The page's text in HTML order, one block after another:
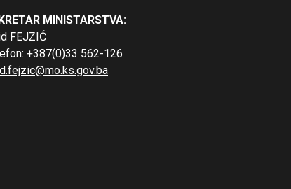
MINISTARSTVA:
FEJZIĆ
+387(0)33 562-126